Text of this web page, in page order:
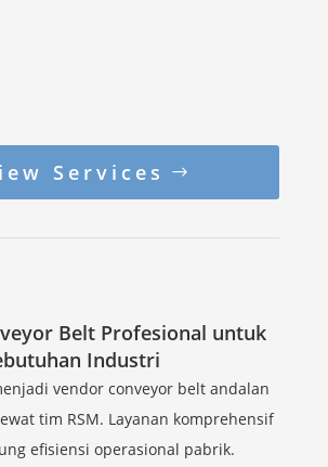
Services
Belt Profesional untuk
Industri
vendor conveyor belt andalan
tim RSM. Layanan komprehensif
efisiensi operasional pabrik.